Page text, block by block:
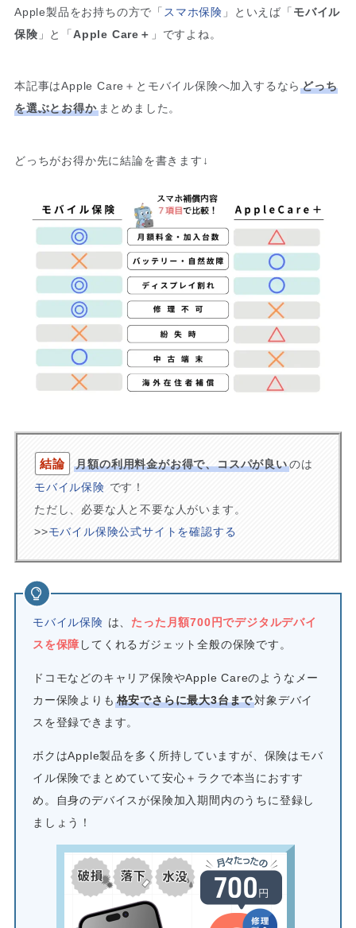
Apple製品をお持ちの方で「 スマホ保険 」といえば「 モバイル
保険 」と「 Apple Care＋ 」ですよね。
本記事はApple Care＋とモバイル保険へ加入するならどっち
を選ぶとお得かまとめました。
どっちがお得か先に結論を書きます↓
結論 月額の利用料金がお得で、コスパが良いのは
モバイル保険 です！
ただし、必要な人と不要な人がいます。
>>モバイル保険公式サイトを確認する
モバイル保険 は、 たった月額700円でデジタルデバイ
スを保障 してくれるガジェット全般の保険です。
ドコモなどのキャリア保険やApple Careのようなメー
カー保険よりも 格安でさらに最大3台まで対象デバイ
スを登録できます。
ボクはApple製品を多く所持していますが、保険はモバ
イル保険でまとめていて安心＋ラクで本当におすす
め。自身のデバイスが保険加入期間内のうちに登録し
ましょう！